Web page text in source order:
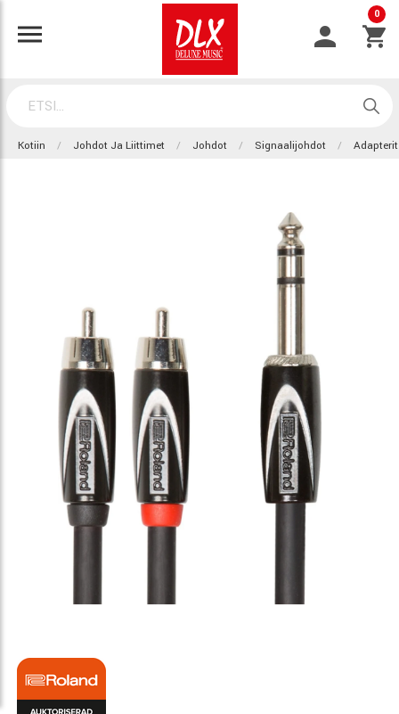
0
Kotiin Johdot Ja Liittimet Johdot Signaalijohdot Adapterit